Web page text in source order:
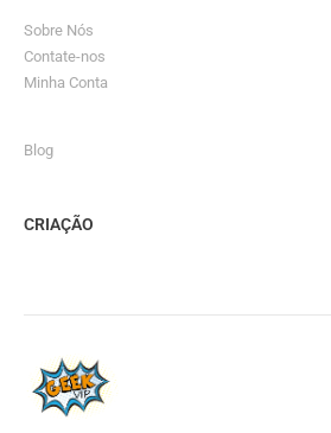
Sobre Nós
Contate-nos
Minha Conta
Blog
CRIAÇÃO